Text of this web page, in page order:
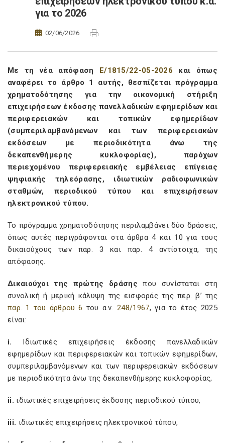
για το 2026
02/06/2026
Με τη νέα απόφαση Ε/1815/22-05-2026 και όπως
αναφέρει το άρθρο 1 αυτής, θεσπίζεται πρόγραμμα
χρηματοδότησης για την οικονομική στήριξη
επιχειρήσεων έκδοσης πανελλαδικών εφημερίδων και
περιφερειακών και τοπικών εφημερίδων
(συμπεριλαμβανόμενων και των περιφερειακών
εκδόσεων με περιοδικότητα άνω της
δεκαπενθήμερης κυκλοφορίας), παρόχων
περιεχομένου περιφερειακής εμβέλειας επίγειας
ψηφιακής τηλεόρασης, ιδιωτικών ραδιοφωνικών
σταθμών, περιοδικού τύπου και επιχειρήσεων
ηλεκτρονικού τύπου.
Το πρόγραμμα χρηματοδότησης περιλαμβάνει δύο δράσεις,
όπως αυτές περιγράφονται στα άρθρα 4 και 10 για τους
δικαιούχους των παρ. 3 και παρ. 4 αντίστοιχα, της
απόφασης.
Δικαιούχοι της πρώτης δράσης που συνίσταται στη
συνολική ή μερική κάλυψη της εισφοράς της περ. β’ της
παρ. 1 του άρθρου 6 του α.ν.248/1967, για το έτος 2025
είναι:
i. Ιδιωτικές επιχειρήσεις έκδοσης πανελλαδικών
εφημερίδων και περιφερειακών και τοπικών εφημερίδων,
συμπεριλαμβανόμενων και των περιφερειακών εκδόσεων
με περιοδικότητα άνω της δεκαπενθήμερης κυκλοφορίας,
ii. ιδιωτικές επιχειρήσεις έκδοσης περιοδικού τύπου,
iii. ιδιωτικές επιχειρήσεις ηλεκτρονικού τύπου,